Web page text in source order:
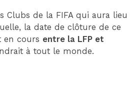
Clubs de la FIFA qui aura lieu
la date de clôture de ce
en cours entre la LFP et
à tout le monde.